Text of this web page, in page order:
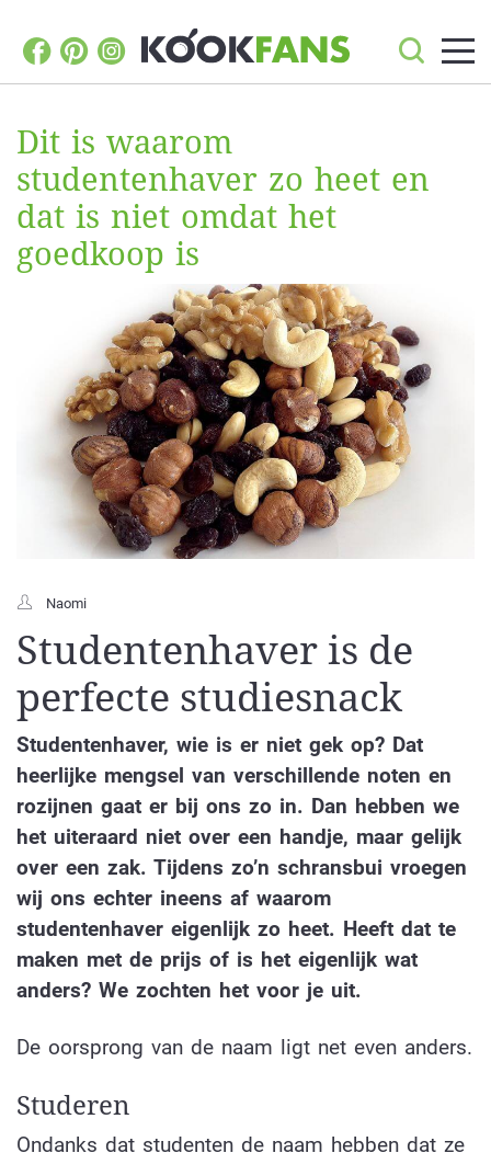
Dit is waarom
studentenhaver zo heet en
dat is niet omdat het
goedkoop is
Naomi
Studentenhaver is de
perfecte studiesnack
Studentenhaver, wie is er niet gek op? Dat
heerlijke mengsel van verschillende noten en
rozijnen gaat er bij ons zo in. Dan hebben we
het uiteraard niet over een handje, maar gelijk
over een zak. Tijdens zo’n schransbui vroegen
wij ons echter ineens af waarom
studentenhaver eigenlijk zo heet. Heeft dat te
maken met de prijs of is het eigenlijk wat
anders? We zochten het voor je uit.
De oorsprong van de naam ligt net even anders.
Studeren
Ondanks dat studenten de naam hebben dat ze